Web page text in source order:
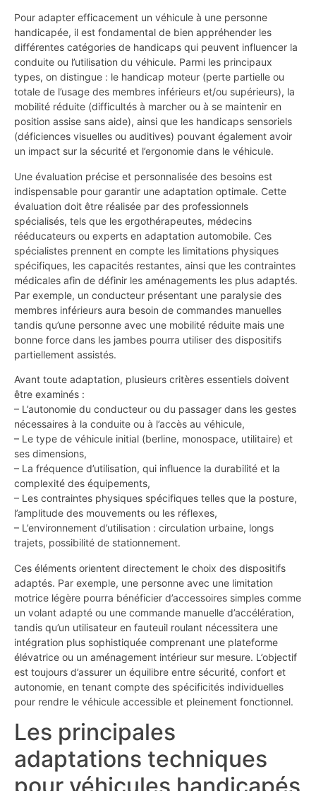
Pour adapter efficacement un véhicule à une personne
handicapée, il est fondamental de bien appréhender les
différentes catégories de handicaps qui peuvent influencer la
conduite ou l’utilisation du véhicule. Parmi les principaux
types, on distingue : le handicap moteur (perte partielle ou
totale de l’usage des membres inférieurs et/ou supérieurs), la
mobilité réduite (difficultés à marcher ou à se maintenir en
position assise sans aide), ainsi que les handicaps sensoriels
(déficiences visuelles ou auditives) pouvant également avoir
un impact sur la sécurité et l’ergonomie dans le véhicule.
Une évaluation précise et personnalisée des besoins est
indispensable pour garantir une adaptation optimale. Cette
évaluation doit être réalisée par des professionnels
spécialisés, tels que les ergothérapeutes, médecins
rééducateurs ou experts en adaptation automobile. Ces
spécialistes prennent en compte les limitations physiques
spécifiques, les capacités restantes, ainsi que les contraintes
médicales afin de définir les aménagements les plus adaptés.
Par exemple, un conducteur présentant une paralysie des
membres inférieurs aura besoin de commandes manuelles
tandis qu’une personne avec une mobilité réduite mais une
bonne force dans les jambes pourra utiliser des dispositifs
partiellement assistés.
Avant toute adaptation, plusieurs critères essentiels doivent
être examinés :
– L’autonomie du conducteur ou du passager dans les gestes
nécessaires à la conduite ou à l’accès au véhicule,
– Le type de véhicule initial (berline, monospace, utilitaire) et
ses dimensions,
– La fréquence d’utilisation, qui influence la durabilité et la
complexité des équipements,
– Les contraintes physiques spécifiques telles que la posture,
l’amplitude des mouvements ou les réflexes,
– L’environnement d’utilisation : circulation urbaine, longs
trajets, possibilité de stationnement.
Ces éléments orientent directement le choix des dispositifs
adaptés. Par exemple, une personne avec une limitation
motrice légère pourra bénéficier d’accessoires simples comme
un volant adapté ou une commande manuelle d’accélération,
tandis qu’un utilisateur en fauteuil roulant nécessitera une
intégration plus sophistiquée comprenant une plateforme
élévatrice ou un aménagement intérieur sur mesure. L’objectif
est toujours d’assurer un équilibre entre sécurité, confort et
autonomie, en tenant compte des spécificités individuelles
pour rendre le véhicule accessible et pleinement fonctionnel.
Les principales
adaptations techniques